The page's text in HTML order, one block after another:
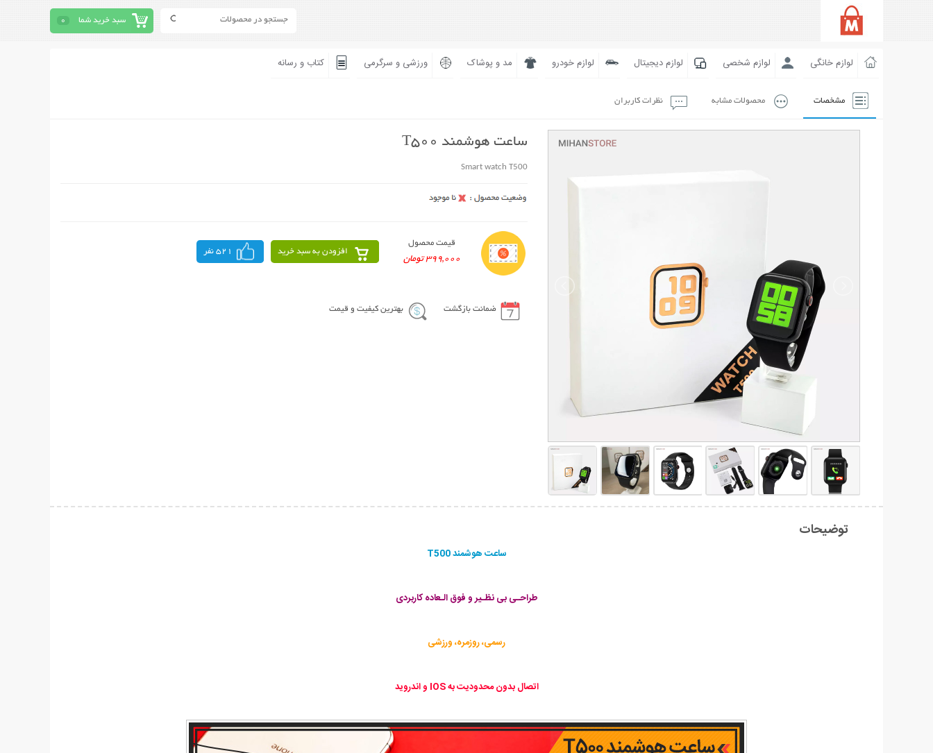
سبد خرید شما 0
لوازم خانگی لوازم شخصی لوازم دیجیتال لوازم خودرو مد و پوشاک ورزشی و سرگرمی کتاب و رسانه
مشخصات محصولات مشابه نظرات کاربران
ساعت هوشمند T500
Smart watch T500
قیمت محصول
399,000 تومان
افزودن به سبد خرید 521 نفر
ضمانت بازگشت بهترین کیفیت و قیمت
توضیحات
ساعت هوشمند T500
طراحـی بی نظـیر و فوق الـعاده کاربردی
رسمی، روزمره، ورزشی
اتصال بدون محدودیت به IOS و اندروید